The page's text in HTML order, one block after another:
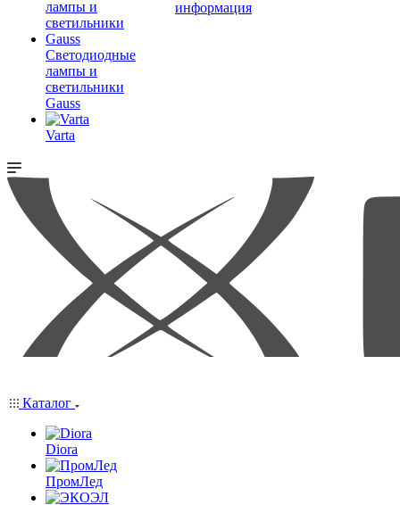
Светодиодные
лампы и
светильники
Gauss
Varta
информация
Каталог
Diora
ПромЛед